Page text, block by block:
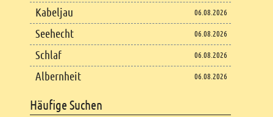
Kabeljau 06.08.2026
Seehecht 06.08.2026
Schlaf 06.08.2026
Albernheit 06.08.2026
Häufige Suchen